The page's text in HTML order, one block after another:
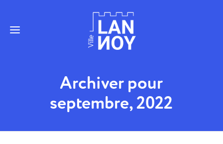
Archiver pour
septembre, 2022